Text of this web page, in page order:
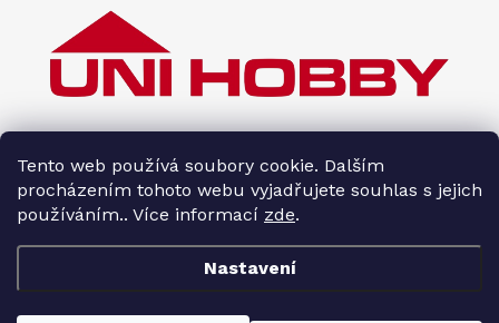
Tento web používá soubory cookie. Dalším
procházením tohoto webu vyjadřujete souhlas s jejich
používáním.. Více informací zde.
Nastavení